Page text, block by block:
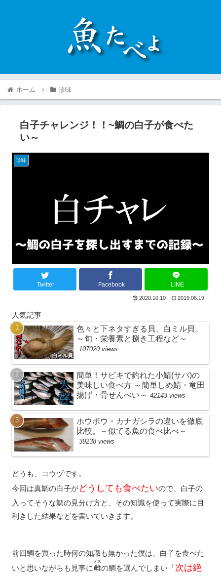
ホーム 珍味
白子チャレンジ！！~鯛の白子が食べた
い～
珍味
Twitter Facebook LINE
2020.10.10 2019.06.19
人気記事
色々と下ネタすぎる貝、白ミル貝。
～旬・栄養素と捌き工程など～
107020 views
簡単！サビキで釣れた小鯖(サバ)の
美味しい食べ方 ～簡単しめ鯖・竜田
揚げ・骨せんべい～ 42143 views
ホウボウ・カナガシラの違いを徹底
比較。～似てる魚の食べ比べ～
39238 views
どうも、コウヅです。
今回は真鯛の白子がどうしても食べたいので、白子の
入ってそうな鯛の見分け方と、その知識を使って実際に目
利きした結果などを書いていきます。
前回鯛を買った時何の知識も無かった僕は、白子を食べた
いと思いながらも見事に雌
メス
の鯛を選んでしまい「次は絶